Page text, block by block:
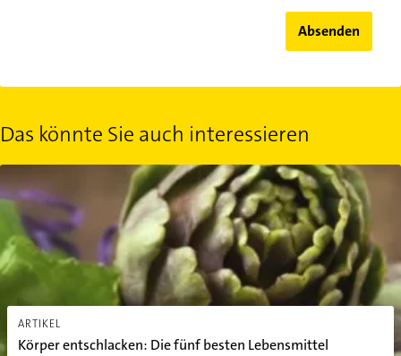
Absenden
Das könnte Sie auch interessieren
ARTIKEL
Körper entschlacken: Die fünf besten Lebensmittel
Körper entschlacken: Die fünf besten Lebensmittel